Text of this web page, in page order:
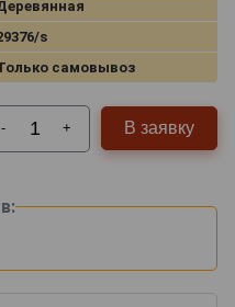
s
самовывоз
- + В заявку